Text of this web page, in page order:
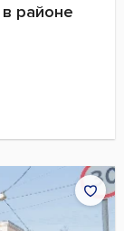
районе